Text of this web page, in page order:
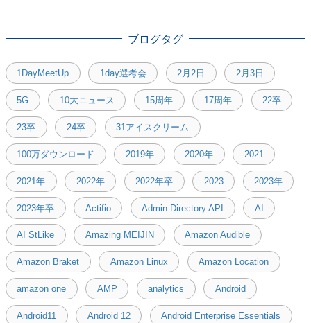
ブログタグ
1DayMeetUp 1day選考会 2月2日 2月3日
5G 10大ニュース 15周年 17周年 22卒
23卒 24卒 31アイスクリーム
100万ダウンロード 2019年 2020年 2021
2021年 2022年 2022年卒 2023 2023年
2023年卒 Actifio Admin Directory API AI
AI StLike Amazing MEIJIN Amazon Audible
Amazon Braket Amazon Linux Amazon Location
amazon one AMP analytics Android
Android11 Android 12 Android Enterprise Essentials